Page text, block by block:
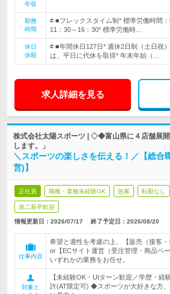
年収
勤務
時間
# ■フレックスタイム制* 標準労働時間：
11：30～16：30* 標準労働時…
休日
休暇
# ■年間休日127日* 週休2日制（土日祝
は、平日に代休を取得* 年末年始（…
求人詳細を見る
株式会社太陽スポーツ | ◇◆富山県に４店舗
します。」
＼スポーツの楽しさを伝える！／【総合
営)】
正社員 職種・業種未経験OK 急募 転勤なし
第二新卒歓迎
情報更新日：2026/07/17 終了予定日： 2026/08/20
仕事内容
希望と適性を考慮の上、【販売（接客・
or【ECサイト運営（受注管理・商品ペ
いずれかの業務をお任せ。
対象と
【未経験OK・UIターン歓迎／学歴・
許(AT限定可) ◆スポーツが大好きな方